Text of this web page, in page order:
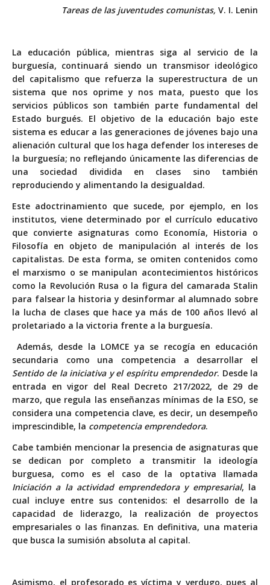
Tareas de las juventudes comunistas, V. I. Lenin
La educación pública, mientras siga al servicio de la
burguesía, continuará siendo un transmisor ideológico
del capitalismo que refuerza la superestructura de un
sistema que nos oprime y nos mata, puesto que los
servicios públicos son también parte fundamental del
Estado burgués. El objetivo de la educación bajo este
sistema es educar a las generaciones de jóvenes bajo una
alienación cultural que los haga defender los intereses de
la burguesía; no reflejando únicamente las diferencias de
una sociedad dividida en clases sino también
reproduciendo y alimentando la desigualdad.
Este adoctrinamiento que sucede, por ejemplo, en los
institutos, viene determinado por el currículo educativo
que convierte asignaturas como Economía, Historia o
Filosofía en objeto de manipulación al interés de los
capitalistas. De esta forma, se omiten contenidos como
el marxismo o se manipulan acontecimientos históricos
como la Revolución Rusa o la figura del camarada Stalin
para falsear la historia y desinformar al alumnado sobre
la lucha de clases que hace ya más de 100 años llevó al
proletariado a la victoria frente a la burguesía.
Además, desde la LOMCE ya se recogía en educación
secundaria como una competencia a desarrollar el
Sentido de la iniciativa y el espíritu emprendedor. Desde la
entrada en vigor del Real Decreto 217/2022, de 29 de
marzo, que regula las enseñanzas mínimas de la ESO, se
considera una competencia clave, es decir, un desempeño
imprescindible, la competencia emprendedora.
Cabe también mencionar la presencia de asignaturas que
se dedican por completo a transmitir la ideología
burguesa, como es el caso de la optativa llamada
Iniciación a la actividad emprendedora y empresarial, la
cual incluye entre sus contenidos: el desarrollo de la
capacidad de liderazgo, la realización de proyectos
empresariales o las finanzas. En definitiva, una materia
que busca la sumisión absoluta al capital.
Asimismo, el profesorado es víctima y verdugo, pues al